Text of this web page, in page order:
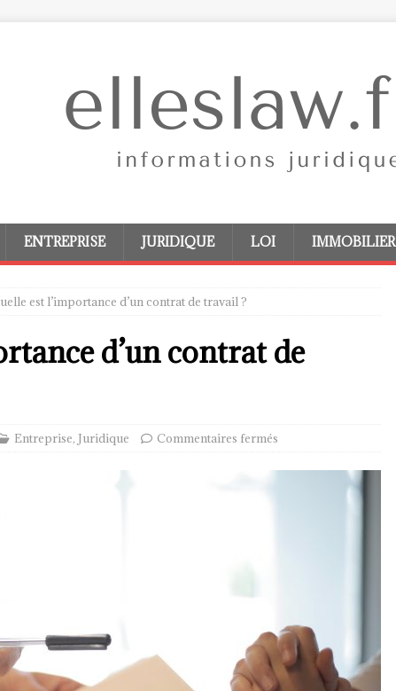
ENTREPRISE JURIDIQUE LOI IMMOBILIER
est l’importance d’un contrat de travail ?
d’un contrat de
Entreprise, Juridique Commentaires fermés